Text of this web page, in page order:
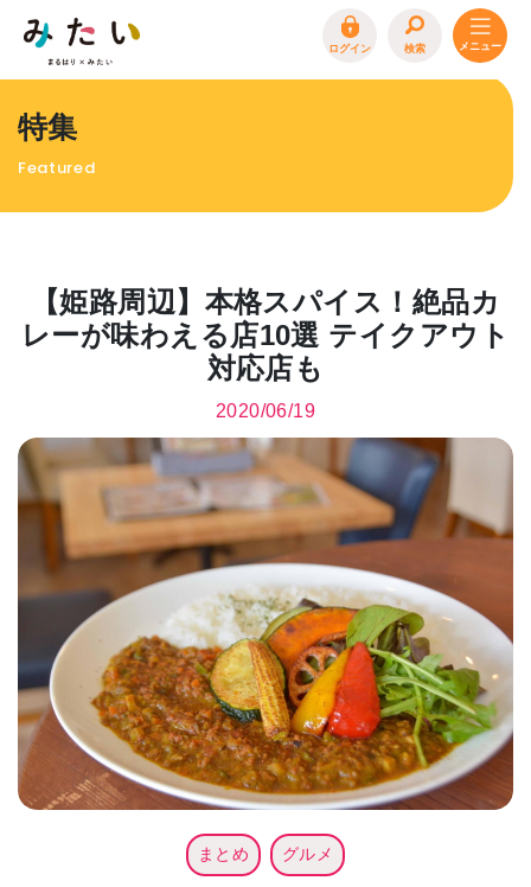
ログイン 検索
特集
エリア特集
お問合わせ イベント情報募集
プライバシーポリシー
FAQ
特集
Featured
【姫路周辺】本格スパイス！絶品カ
レーが味わえる店10選 テイクアウト
対応店も
2020/06/19
まとめ グルメ